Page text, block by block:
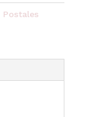
Postales